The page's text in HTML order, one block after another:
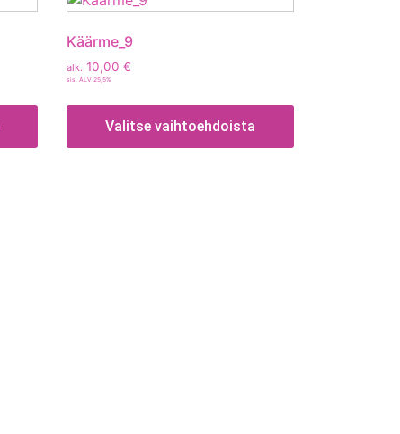
Käärme_9
alk. 10,00 €
sis. ALV 25,5%
Valitse vaihtoehdoista